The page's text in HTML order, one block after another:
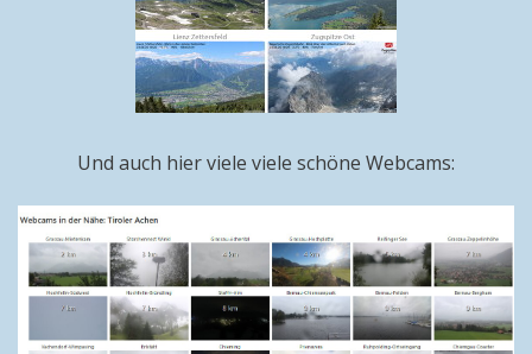
Und auch hier viele viele schöne Webcams: